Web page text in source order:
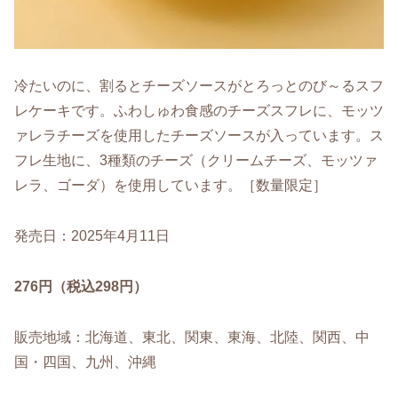
冷たいのに、割るとチーズソースがとろっとのび～るスフ
レケーキです。ふわしゅわ食感のチーズスフレに、モッツ
ァレラチーズを使用したチーズソースが入っています。ス
フレ生地に、3種類のチーズ（クリームチーズ、モッツァ
レラ、ゴーダ）を使用しています。［数量限定］
発売日：2025年4月11日
276円（税込298円）
販売地域：北海道、東北、関東、東海、北陸、関西、中
国・四国、九州、沖縄